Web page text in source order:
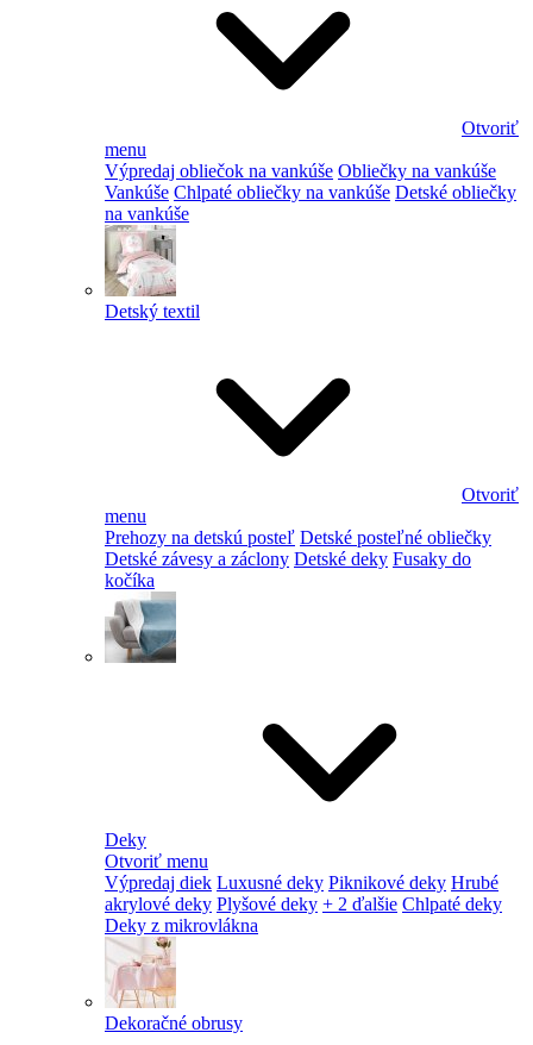
Otvoriť
menu
Výpredaj obliečok na vankúše Obliečky na vankúše
Vankúše Chlpaté obliečky na vankúše Detské obliečky
na vankúše
Detský textil
Otvoriť
menu
Prehozy na detskú posteľ Detské posteľné obliečky
Detské závesy a záclony Detské deky Fusaky do
kočíka
Deky
Otvoriť menu
Výpredaj diek Luxusné deky Piknikové deky Hrubé
akrylové deky Plyšové deky + 2 ďalšie Chlpaté deky
Deky z mikrovlákna
Dekoračné obrusy